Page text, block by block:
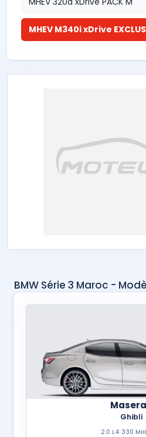
MHEV M340i xDrive
BMW Série 3 Maroc -
Ghibli
2.0 L4 330